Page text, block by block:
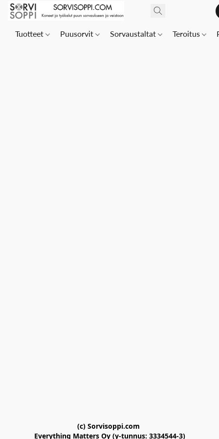
Tuotteet Puusorvit Sorvaustaltat Teroitus
(c) Sorvisoppi.com
Everything Matters Oy (y-tunnus: 3334544-3)